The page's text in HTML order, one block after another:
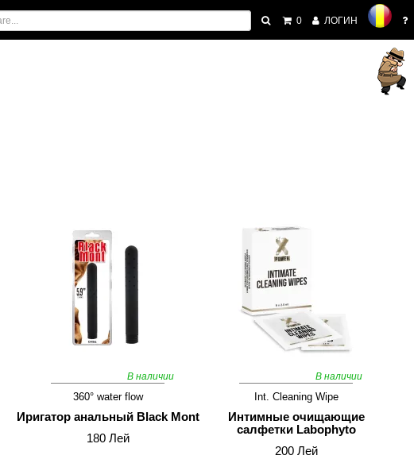
0 ЛОГИН
В наличии
360° water flow
Иригатор анальный Black Mont
180 Лей
В наличии
Int. Cleaning Wipe
Интимные очищающие
салфетки Labophyto
200 Лей